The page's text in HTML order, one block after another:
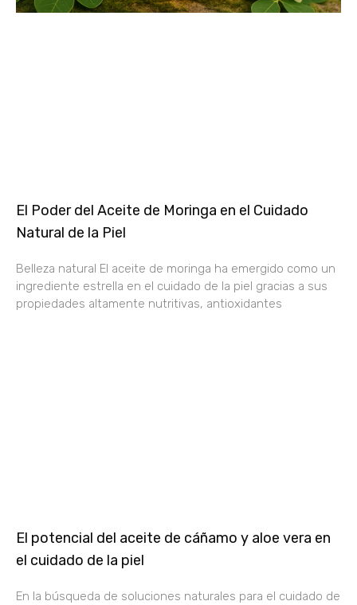
El Poder del Aceite de Moringa en el Cuidado
Natural de la Piel
Belleza natural El aceite de moringa ha emergido como un
ingrediente estrella en el cuidado de la piel gracias a sus
propiedades altamente nutritivas, antioxidantes
El potencial del aceite de cáñamo y aloe vera en
el cuidado de la piel
En la búsqueda de soluciones naturales para el cuidado de